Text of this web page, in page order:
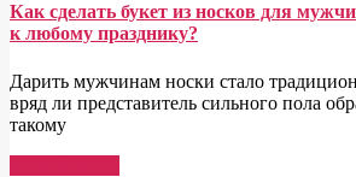
Как сделать букет из носков для
к любому празднику?
Дарить мужчинам носки стало
вряд ли представитель сильного пола
такому